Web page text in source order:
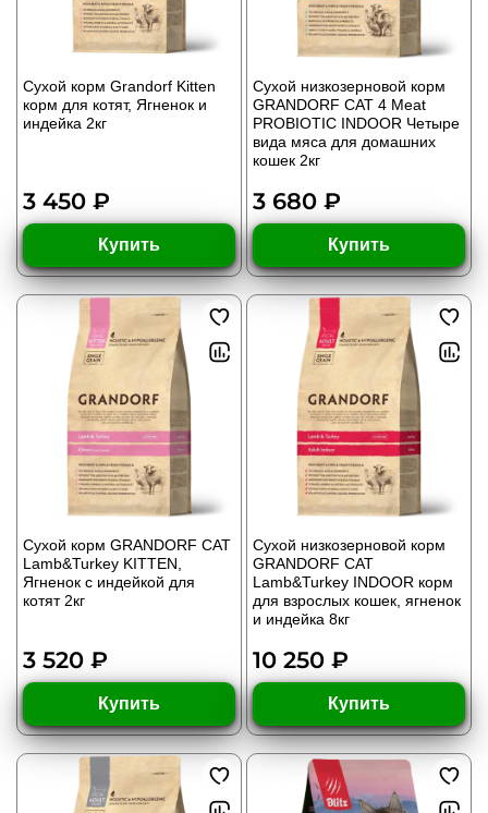
Сухой корм Grandorf Kitten
корм для котят, Ягненок и
индейка 2кг
3 450 ₽
Купить
Сухой низкозерновой корм
GRANDORF CAT 4 Meat
PROBIOTIC INDOOR Четыре
вида мяса для домашних
кошек 2кг
3 680 ₽
Купить
Сухой корм GRANDORF CAT
Lamb&Turkey KITTEN,
Ягненок с индейкой для
котят 2кг
3 520 ₽
Купить
Сухой низкозерновой корм
GRANDORF CAT
Lamb&Turkey INDOOR корм
для взрослых кошек, ягненок
и индейка 8кг
10 250 ₽
Купить